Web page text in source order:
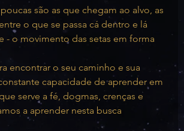
são as que chegam ao alvo, as
o que se passa cá dentro e lá
- o movimento das setas em forma
encontrar o seu caminho e sua
capacidade de aprender em
serve a fé, dogmas, crenças e
a aprender nesta busca